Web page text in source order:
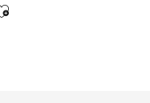
aux favoris